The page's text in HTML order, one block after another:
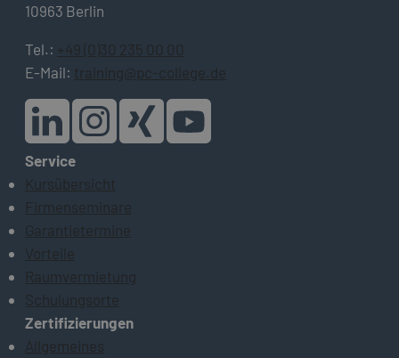
10963 Berlin
Tel.: +49 (0)30 235 00 00
E-Mail: training@pc-college.de
Service
Kursübersicht
Firmenseminare
Garantietermine
Vorteile
Raumvermietung
Schulungsorte
Zertifizierungen
Allgemeines